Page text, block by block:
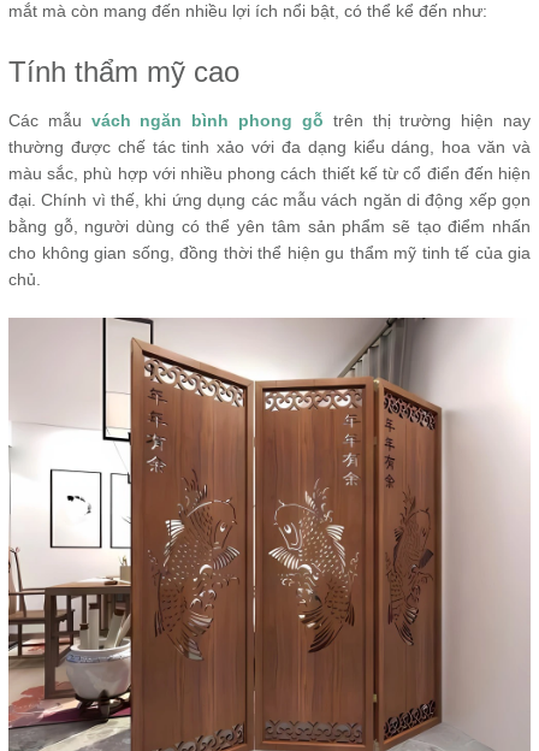
mắt mà còn mang đến nhiều lợi ích nổi bật, có thể kể đến như:
Tính thẩm mỹ cao
Các mẫu vách ngăn bình phong gỗ trên thị trường hiện nay
thường được chế tác tinh xảo với đa dạng kiểu dáng, hoa văn và
màu sắc, phù hợp với nhiều phong cách thiết kế từ cổ điển đến hiện
đại. Chính vì thế, khi ứng dụng các mẫu vách ngăn di động xếp gọn
bằng gỗ, người dùng có thể yên tâm sản phẩm sẽ tạo điểm nhấn
cho không gian sống, đồng thời thể hiện gu thẩm mỹ tinh tế của gia
chủ.